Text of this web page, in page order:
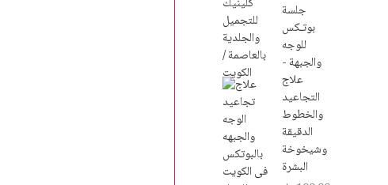
جلسة
بوتـكس
للوجه
والجبهة -
علاج
التجاعيد
والخطوط
الدقيقة
وشيخوخة
البشرة